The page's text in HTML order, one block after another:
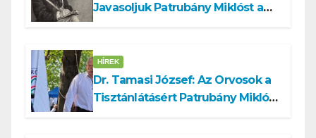
Javasoljuk Patrubány Miklóst a
HÍREK
Dr. Tamasi József: Az Orvosok a
Tisztánlátásért Patrubány Miklóst